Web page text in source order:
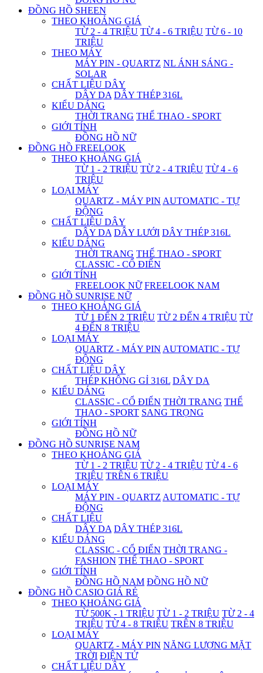
ĐỒNG HỒ SHEEN
THEO KHOẢNG GIÁ
TỪ 2 - 4 TRIỆU TỪ 4 - 6 TRIỆU TỪ 6 - 10
TRIỆU
THEO MÁY
MÁY PIN - QUARTZ NL ÁNH SÁNG -
SOLAR
CHẤT LIỆU DÂY
DÂY DA DÂY THÉP 316L
KIỂU DÁNG
THỜI TRANG THỂ THAO - SPORT
GIỚI TÍNH
ĐỒNG HỒ NỮ
ĐỒNG HỒ FREELOOK
THEO KHOẢNG GIÁ
TỪ 1 - 2 TRIỆU TỪ 2 - 4 TRIỆU TỪ 4 - 6
TRIỆU
LOẠI MÁY
QUARTZ - MÁY PIN AUTOMATIC - TỰ
ĐỘNG
CHẤT LIỆU DÂY
DÂY DA DÂY LƯỚI DÂY THÉP 316L
KIỂU DÁNG
THỜI TRANG THỂ THAO - SPORT
CLASSIC - CỔ ĐIỂN
GIỚI TÍNH
FREELOOK NỮ FREELOOK NAM
ĐỒNG HỒ SUNRISE NỮ
THEO KHOẢNG GIÁ
TỪ 1 ĐẾN 2 TRIỆU TỪ 2 ĐẾN 4 TRIỆU TỪ
4 ĐẾN 8 TRIỆU
LOẠI MÁY
QUARTZ - MÁY PIN AUTOMATIC - TỰ
ĐỘNG
CHẤT LIỆU DÂY
THÉP KHÔNG GỈ 316L DÂY DA
KIỂU DÁNG
CLASSIC - CỔ ĐIỂN THỜI TRANG THỂ
THAO - SPORT SANG TRỌNG
GIỚI TÍNH
ĐỒNG HỒ NỮ
ĐỒNG HỒ SUNRISE NAM
THEO KHOẢNG GIÁ
TỪ 1 - 2 TRIỆU TỪ 2 - 4 TRIỆU TỪ 4 - 6
TRIỆU TRÊN 6 TRIỆU
LOẠI MÁY
MÁY PIN - QUARTZ AUTOMATIC - TỰ
ĐỘNG
CHẤT LIỆU
DÂY DA DÂY THÉP 316L
KIỂU DÁNG
CLASSIC - CỔ ĐIỂN THỜI TRANG -
FASHION THỂ THAO - SPORT
GIỚI TÍNH
ĐỒNG HỒ NAM ĐỒNG HỒ NỮ
ĐỒNG HỒ CASIO GIÁ RẺ
THEO KHOẢNG GIÁ
TỪ 500K - 1 TRIỆU TỪ 1 - 2 TRIỆU TỪ 2 - 4
TRIỆU TỪ 4 - 8 TRIỆU TRÊN 8 TRIỆU
LOẠI MÁY
QUARTZ - MÁY PIN NĂNG LƯỢNG MẶT
TRỜI ĐIỆN TỬ
CHẤT LIỆU DÂY